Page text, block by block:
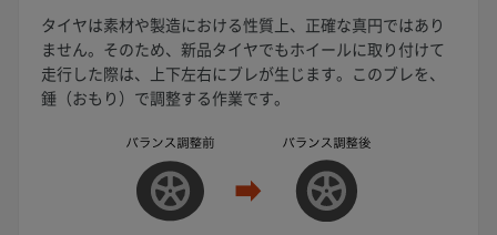
タイヤは素材や製造における性質上、正確な真円ではあり
ません。そのため、新品タイヤでもホイールに取り付けて
走行した際は、上下左右にブレが生じます。このブレを、
錘（おもり）で調整する作業です。